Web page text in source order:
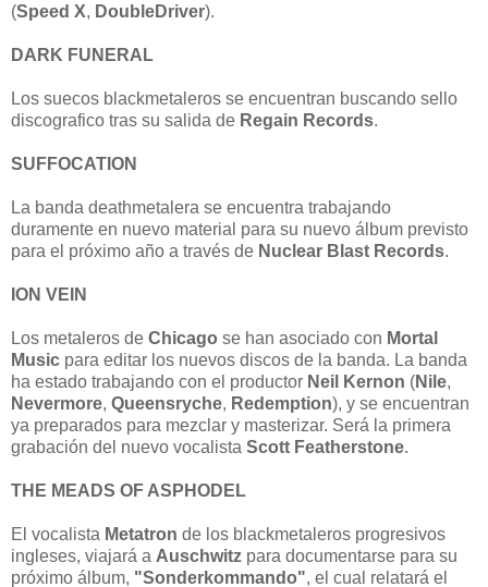
(Speed X, DoubleDriver).
DARK FUNERAL
Los suecos blackmetaleros se encuentran buscando sello
discografico tras su salida de Regain Records.
SUFFOCATION
La banda deathmetalera se encuentra trabajando
duramente en nuevo material para su nuevo álbum previsto
para el próximo año a través de Nuclear Blast Records.
ION VEIN
Los metaleros de Chicago se han asociado con Mortal
Music para editar los nuevos discos de la banda. La banda
ha estado trabajando con el productor Neil Kernon (Nile,
Nevermore, Queensryche, Redemption), y se encuentran
ya preparados para mezclar y masterizar. Será la primera
grabación del nuevo vocalista Scott Featherstone.
THE MEADS OF ASPHODEL
El vocalista Metatron de los blackmetaleros progresivos
ingleses, viajará a Auschwitz para documentarse para su
próximo álbum, "Sonderkommando", el cual relatará el